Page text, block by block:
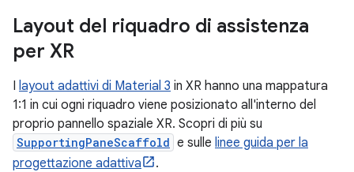
Layout del riquadro di assistenza
per XR
I layout adattivi di Material 3 in XR hanno una mappatura
1:1 in cui ogni riquadro viene posizionato all'interno del
proprio pannello spaziale XR. Scopri di più su
SupportingPaneScaffold e sulle linee guida per la
progettazione adattiva
.